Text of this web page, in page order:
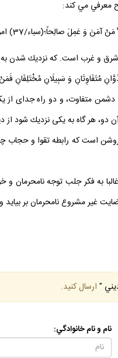
معرفي مي كند:
ما نزديك سازد. مگر آنان كه ايمان آورده‏اند و كارهاى شايسته كرده‏‌اند.
مُتَفَاوِتَانِ وَ سَبِيلَانِ مُخْتَلِفَانِ
دشمن متفاوت، و دو راه جداى
هر گاه به يكى نزديك شود از
است كه رابطه تقوا و
به فكر جلب توجه
غير مشروع نامحرمان بر بيايد
" ارسال كنيد.
نام و نام خانوادگي: